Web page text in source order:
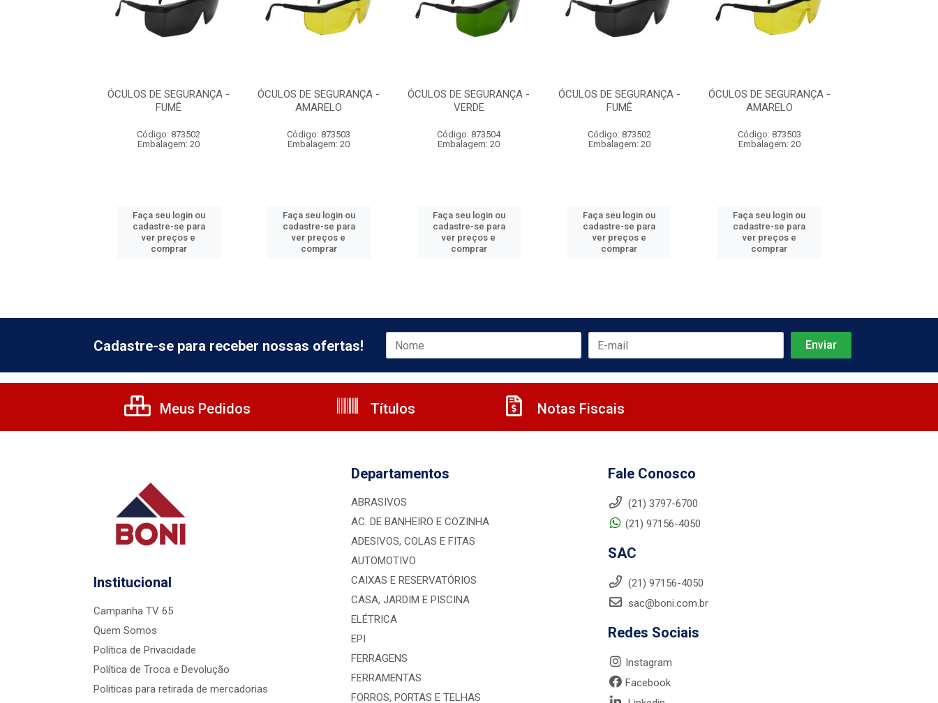
ÓCULOS DE SEGURANÇA -
FUMÊ
Código: 873502
Embalagem: 20
Faça seu login ou
cadastre-se para
ver preços e
comprar
ÓCULOS DE SEGURANÇA -
AMARELO
Código: 873503
Embalagem: 20
Faça seu login ou
cadastre-se para
ver preços e
comprar
ÓCULOS DE SEGURANÇA -
VERDE
Código: 873504
Embalagem: 20
Faça seu login ou
cadastre-se para
ver preços e
comprar
ÓCULOS DE SEGURANÇA -
FUMÊ
Código: 873502
Embalagem: 20
Faça seu login ou
cadastre-se para
ver preços e
comprar
ÓCULOS DE SEGURANÇA -
AMARELO
Código: 873503
Embalagem: 20
Faça seu login ou
cadastre-se para
ver preços e
comprar
Cadastre-se para receber nossas ofertas!
Meus Pedidos Títulos Notas Fiscais
Institucional
Campanha TV 65
Quem Somos
Política de Privacidade
Política de Troca e Devolução
Politicas para retirada de mercadorias
Departamentos
ABRASIVOS
AC. DE BANHEIRO E COZINHA
ADESIVOS, COLAS E FITAS
AUTOMOTIVO
CAIXAS E RESERVATÓRIOS
CASA, JARDIM E PISCINA
ELÉTRICA
EPI
FERRAGENS
FERRAMENTAS
FORROS, PORTAS E TELHAS
Fale Conosco
(21) 3797-6700
(21) 97156-4050
SAC
(21) 97156-4050
sac@boni.com.br
Redes Sociais
Instagram
Facebook